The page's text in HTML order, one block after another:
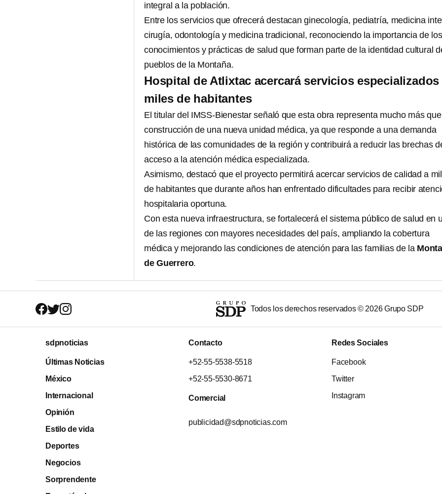
integral a la población.
Entre los servicios que ofrecerá destacan ginecología, pediatría, medicina
cirugía, odontología y medicina tradicional, reconociendo la importancia de los
conocimientos y prácticas de salud que forman parte de la identidad cultural
pueblos de la Montaña.
Hospital de Atlixtac acercará servicios especializados
miles de habitantes
El titular del IMSS-Bienestar señaló que esta obra representa mucho más
construcción de una nueva unidad médica, ya que responde a una demanda
histórica de las comunidades de la región y contribuirá a reducir las brechas
acceso a la atención médica especializada.
Asimismo, destacó que el proyecto permitirá acercar servicios de calidad a
de habitantes que durante años han enfrentado dificultades para recibir
hospitalaria oportuna.
Con esta nueva infraestructura, se fortalecerá el sistema público de salud en
de las regiones con mayores necesidades del país, ampliando la cobertura
médica y mejorando las condiciones de atención para las familias de la
de Guerrero.
Todos los derechos reservados © 2026Grupo SDP
sdpnoticias
Últimas Noticias
México
Internacional
Opinión
Estilo de vida
Deportes
Negocios
Sorprendente
Contacto
+52-55-5538-5518
+52-55-5530-8671
Comercial
publicidad@sdpnoticias.com
Redes Sociales
Facebook
Twitter
Instagram